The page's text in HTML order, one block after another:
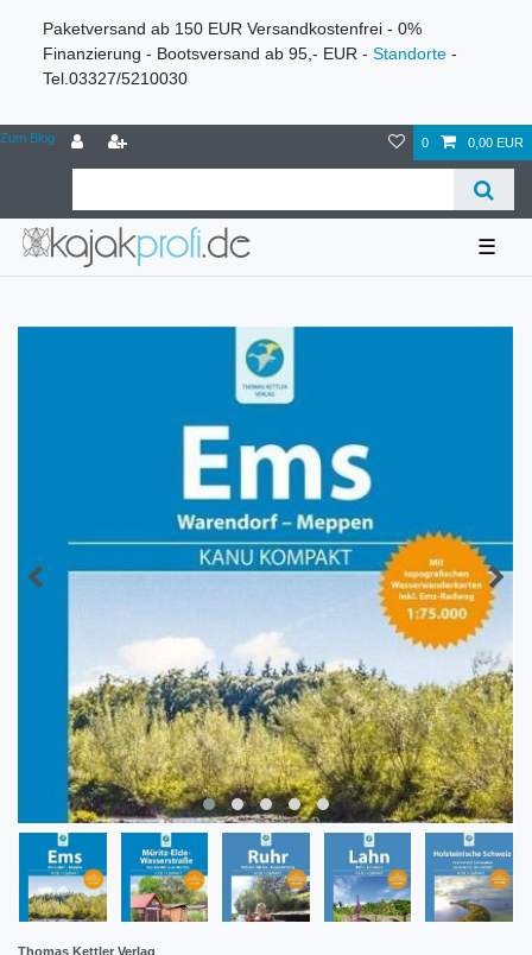
Paketversand ab 150 EUR Versandkostenfrei - 0%
Finanzierung - Bootsversand ab 95,- EUR - Standorte -
Tel.03327/5210030
Zum Blog 0 0,00 EUR
☰
Thomas Kettler Verlag